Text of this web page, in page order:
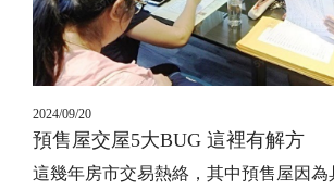
2024/09/20
預售屋交屋5大BUG 這裡有解方
這幾年房市交易熱絡，其中預售屋因為